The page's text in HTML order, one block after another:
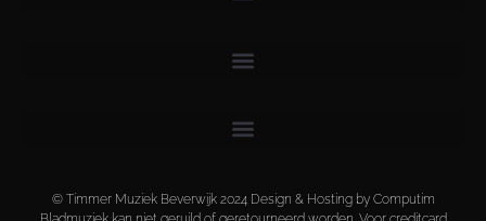
© Timmer Muziek Beverwijk 2024 Design & Hosting by Computim